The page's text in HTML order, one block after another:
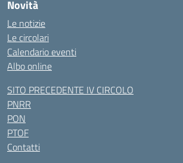
Novità
Le notizie
Le circolari
Calendario eventi
Albo online
SITO PRECEDENTE IV CIRCOLO
PNRR
PON
PTOF
Contatti